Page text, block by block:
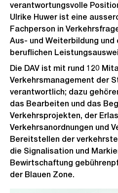
verantwortungsvolle
Ulrike Huwer ist eine
Fachperson in
Aus- und Weiterbildung
beruflichen
Die DAV ist mit rund 120
Verkehrsmanagement der
verantwortlich; dazu
das Bearbeiten und das
Verkehrsprojekten, der
Verkehrsanordnungen und
Bereitstellen der
die Signalisation und
Bewirtschaftung
der Blauen Zone.